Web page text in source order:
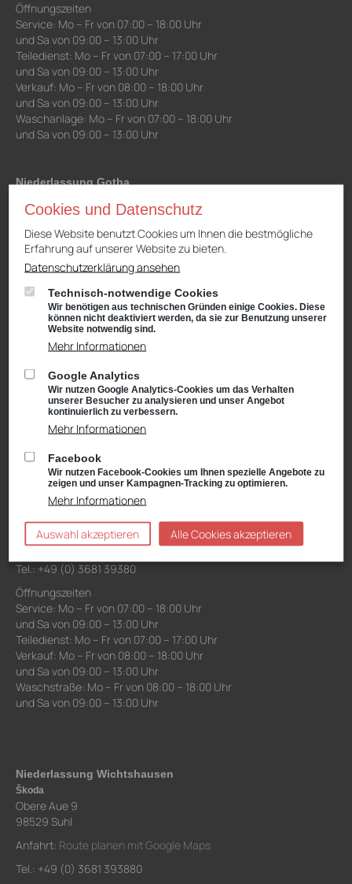
Öffnungszeiten
Service: Mo – Fr von 07:00 – 18:00 Uhr
und Sa von 09:00 – 13:00 Uhr
Teiledienst: Mo – Fr von 07:00 – 17:00 Uhr
und Sa von 09:00 – 13:00 Uhr
Verkauf: Mo – Fr von 08:00 – 18:00 Uhr
und Sa von 09:00 – 13:00 Uhr
Waschanlage: Mo – Fr von 07:00 – 18:00 Uhr
und Sa von 09:00 – 13:00 Uhr
Niederlassung Gotha
Cyrusstraße 22
99867 Gotha
Anfahrt:Route planen mit Google Maps
Tel.: +49 (0) 3621 45040
Öffnungszeiten
Service: Mo – Fr von 08:00 – 18:00 Uhr
und Sa von 09:00 – 13:00 Uhr
Teiledienst: Mo – Fr von 08:00 – 17:00 Uhr
Verkauf: Mo – Fr von 08:00 – 18:00 Uhr
und Sa von 09:00 – 13:00 Uhr
Waschanlage: Mo – Fr von 07:00 – 18:00 Uhr
und Sa von 09:00 – 13:00 Uhr
Niederlassung Suhl
VW, Audi, VW Nutzfahrzeuge, Škoda Service
Schwarzwasserweg 3-11
98527 Suhl
Anfahrt:Route planen mit Google Maps
Tel.: +49 (0) 3681 39380
Öffnungszeiten
Service: Mo – Fr von 07:00 – 18:00 Uhr
und Sa von 09:00 – 13:00 Uhr
Teiledienst: Mo – Fr von 07:00 – 17:00 Uhr
Verkauf: Mo – Fr von 08:00 – 18:00 Uhr
und Sa von 09:00 – 13:00 Uhr
Waschstraße: Mo – Fr von 08:00 – 18:00 Uhr
und Sa von 09:00 – 13:00 Uhr
Niederlassung Wichtshausen
Škoda
Obere Aue 9
98529 Suhl
Anfahrt: Route planen mit Google Maps
Tel.: +49 (0) 3681 393880
Cookies und Datenschutz
Diese Website benutzt Cookies um Ihnen die bestmögliche
Erfahrung auf unserer Website zu bieten.
Datenschutzerklärung ansehen
Technisch-notwendige Cookies
Wir benötigen aus technischen Gründen einige Cookies. Diese
können nicht deaktiviert werden, da sie zur Benutzung unserer
Website notwendig sind.
Mehr Informationen
Google Analytics
Wir nutzen Google Analytics-Cookies um das Verhalten
unserer Besucher zu analysieren und unser Angebot
kontinuierlich zu verbessern.
Mehr Informationen
Facebook
Wir nutzen Facebook-Cookies um Ihnen spezielle Angebote zu
zeigen und unser Kampagnen-Tracking zu optimieren.
Mehr Informationen
Auswahl akzeptieren Alle Cookies akzeptieren